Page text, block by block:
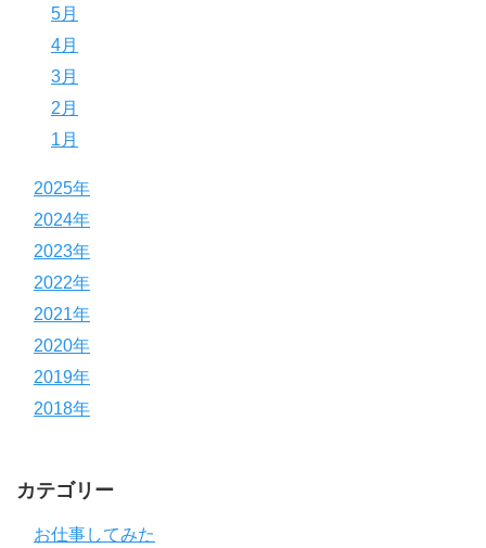
5月
4月
3月
2月
1月
2025年
2024年
2023年
2022年
2021年
2020年
2019年
2018年
カテゴリー
お仕事してみた